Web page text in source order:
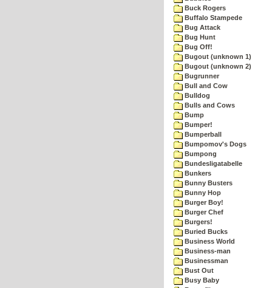
Buck Rogers
Buffalo Stampede
Bug Attack
Bug Hunt
Bug Off!
Bugout (unknown 1)
Bugout (unknown 2)
Bugrunner
Bull and Cow
Bulldog
Bulls and Cows
Bump
Bumper!
Bumperball
Bumpomov's Dogs
Bumpong
Bundesligatabelle
Bunkers
Bunny Busters
Bunny Hop
Burger Boy!
Burger Chef
Burgers!
Buried Bucks
Business World
Business-man
Businessman
Bust Out
Busy Baby